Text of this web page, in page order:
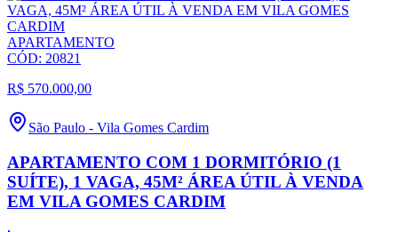
APARTAMENTO
CÓD: 20821
R$ 570.000,00
São Paulo - Vila Gomes Cardim
APARTAMENTO COM 1 DORMITÓRIO (1
SUÍTE), 1 VAGA, 45M² ÁREA ÚTIL À VENDA
EM VILA GOMES CARDIM